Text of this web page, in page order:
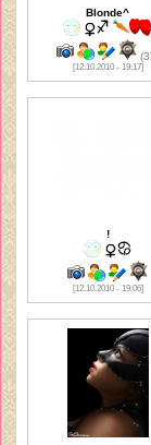
Blonde^
[12.10.2010 - 19:17]
!
[12.10.2010 - 19:06]